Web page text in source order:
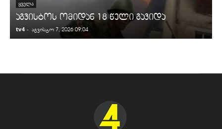
ᲧᲕᲔᲚᲐ
აგვისტოს ომიდან 18 წელი გავიდა
tv4 - აგვისტო 7, 2026 09:04